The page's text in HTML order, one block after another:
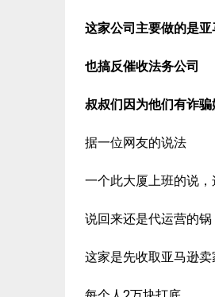
这家公司主要做的是
也搞反催收法务公司
叔叔们因为他们有诈
据一位网友的说法
一个此大厦上班的说
说回来还是代运营的锅
这家是先收取亚马逊